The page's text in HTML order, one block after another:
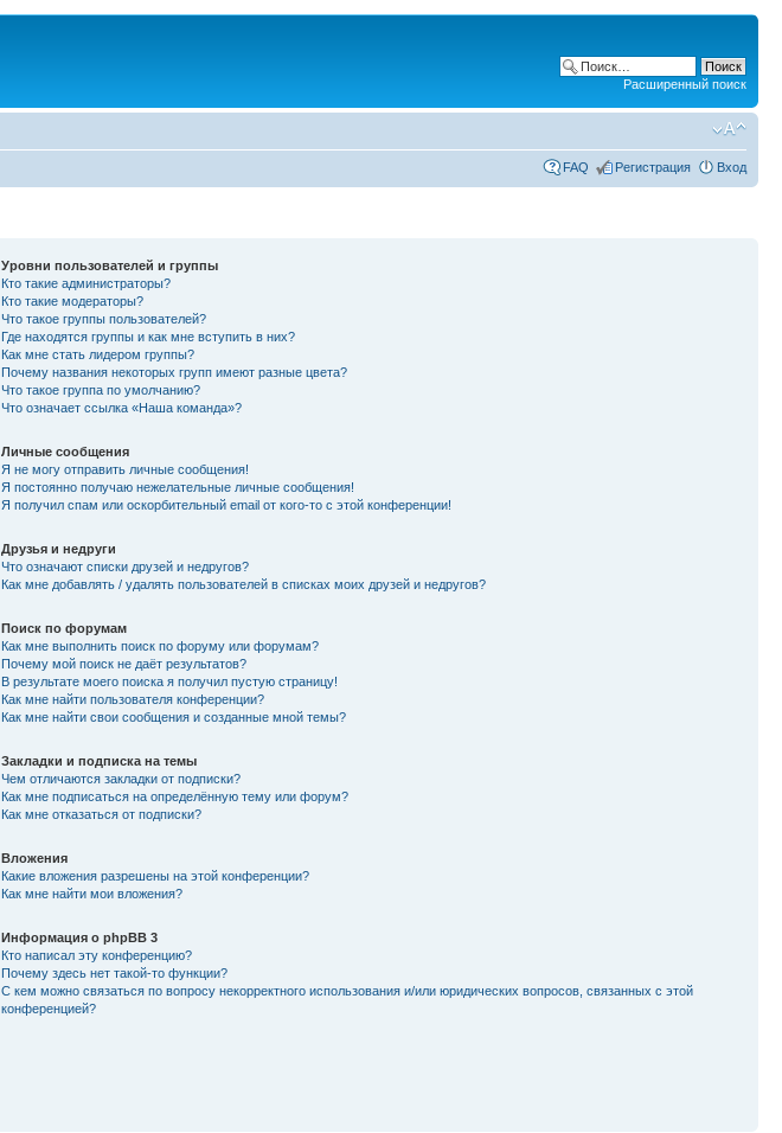
Расширенный поиск
FAQ Регистрация Вход
Уровни пользователей и группы
Кто такие администраторы?
Кто такие модераторы?
Что такое группы пользователей?
Где находятся группы и как мне вступить в них?
Как мне стать лидером группы?
Почему названия некоторых групп имеют разные цвета?
Что такое группа по умолчанию?
Что означает ссылка «Наша команда»?
Личные сообщения
Я не могу отправить личные сообщения!
Я постоянно получаю нежелательные личные сообщения!
Я получил спам или оскорбительный email от кого-то с этой конференции!
Друзья и недруги
Что означают списки друзей и недругов?
Как мне добавлять / удалять пользователей в списках моих друзей и недругов?
Поиск по форумам
Как мне выполнить поиск по форуму или форумам?
Почему мой поиск не даёт результатов?
В результате моего поиска я получил пустую страницу!
Как мне найти пользователя конференции?
Как мне найти свои сообщения и созданные мной темы?
Закладки и подписка на темы
Чем отличаются закладки от подписки?
Как мне подписаться на определённую тему или форум?
Как мне отказаться от подписки?
Вложения
Какие вложения разрешены на этой конференции?
Как мне найти мои вложения?
Информация о phpBB 3
Кто написал эту конференцию?
Почему здесь нет такой-то функции?
С кем можно связаться по вопросу некорректного использования и/или юридических вопросов, связанных с этой
конференцией?